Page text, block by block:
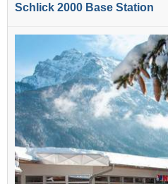
Schlick 2000 Base Station